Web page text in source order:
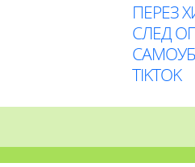
ПЕРЕЗ
СЛЕД
TIKTOK